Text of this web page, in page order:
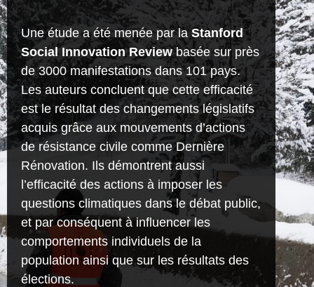
Une étudea été menéepar laStanford
Social Innovation Reviewbasée sur près
de 3000 manifestations dans 101 pays.
Les auteurs concluent que cette efficacité
est le résultat des changements législatifs
acquis grâce aux mouvements d’actions
de résistance civile comme Dernière
Rénovation. Ils démontrent aussi
l’efficacité des actions à imposer les
questions climatiques dans le débat public,
et par conséquent à influencer les
comportements individuels de la
population ainsi que sur les résultats des
élections.